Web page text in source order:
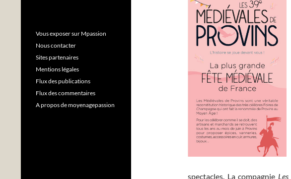
spectacles. La compagnie Les
Vous exposer sur Mpassion
Nous contacter
Sites partenaires
Mentions légales
Flux des publications
Flux des commentaires
A propos de moyenagepassion